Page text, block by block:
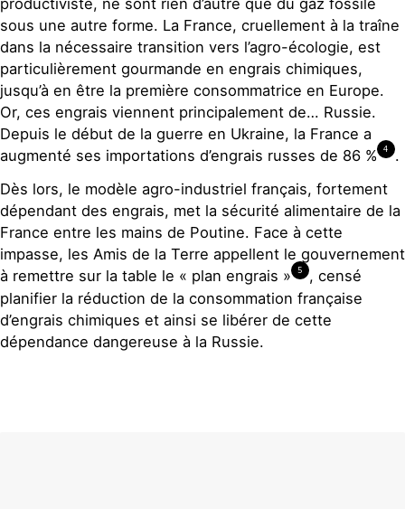
sous une autre forme. La France, cruellement à la traîne
dans la nécessaire transition vers l’agro-écologie, est
particulièrement gourmande en engrais chimiques,
jusqu’à en être la première consommatrice en Europe.
Or, ces engrais viennent principalement de… Russie.
Depuis le début de la guerre en Ukraine, la France a
augmenté ses importations d’engrais russes de 86 %
4
.
Dès lors, le modèle agro-industriel français, fortement
dépendant des engrais, met la sécurité alimentaire de la
France entre les mains de Poutine. Face à cette
impasse, les Amis de la Terre appellent le gouvernement
à remettre sur la table le « plan engrais »
5
, censé
planifier la réduction de la consommation française
d’engrais chimiques et ainsi se libérer de cette
dépendance dangereuse à la Russie.